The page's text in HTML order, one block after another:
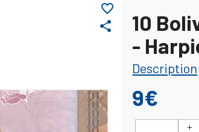
share
favorite_border
10
-
Description
9€